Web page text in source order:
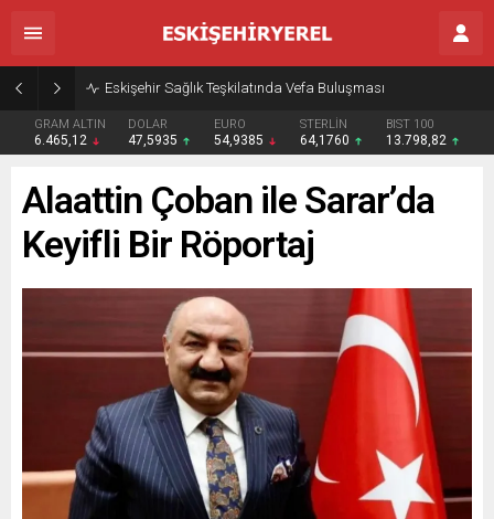
Eskişehir Sağlık Teşkilatında Vefa Buluşması
GRAM ALTIN
6.465,12
DOLAR
47,5935
EURO
54,9385
STERLİN
64,1760
BIST 100
13.798,82
Alaattin Çoban ile Sarar’da
Keyifli Bir Röportaj